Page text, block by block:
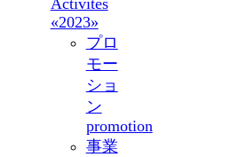
Activités
«2023»
プロ
モー
ショ
ン
promotion
事業